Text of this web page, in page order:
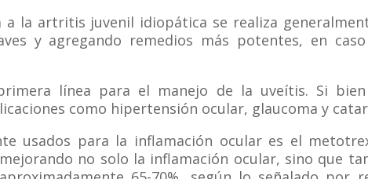
la artritis juvenil idiopática se realiza
y agregando remedios más potentes, en
línea para el manejo de la uveítis. Si
como hipertensión ocular, glaucoma y
usados para la inflamación ocular es el
no solo la inflamación ocular, sino que